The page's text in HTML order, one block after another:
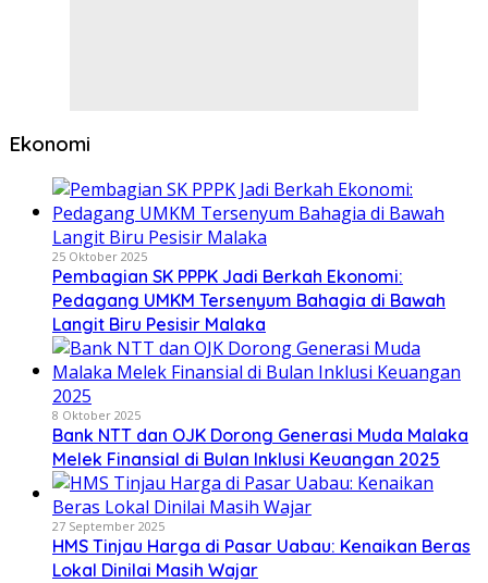
Ekonomi
25 Oktober 2025
Pembagian SK PPPK Jadi Berkah Ekonomi:
Pedagang UMKM Tersenyum Bahagia di Bawah
Langit Biru Pesisir Malaka
8 Oktober 2025
Bank NTT dan OJK Dorong Generasi Muda Malaka
Melek Finansial di Bulan Inklusi Keuangan 2025
27 September 2025
HMS Tinjau Harga di Pasar Uabau: Kenaikan Beras
Lokal Dinilai Masih Wajar